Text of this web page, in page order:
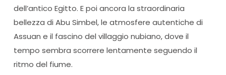
dell’antico Egitto. E poi ancora la straordinaria
bellezza di Abu Simbel, le atmosfere autentiche di
Assuan e il fascino del villaggio nubiano, dove il
tempo sembra scorrere lentamente seguendo il
ritmo del fiume.